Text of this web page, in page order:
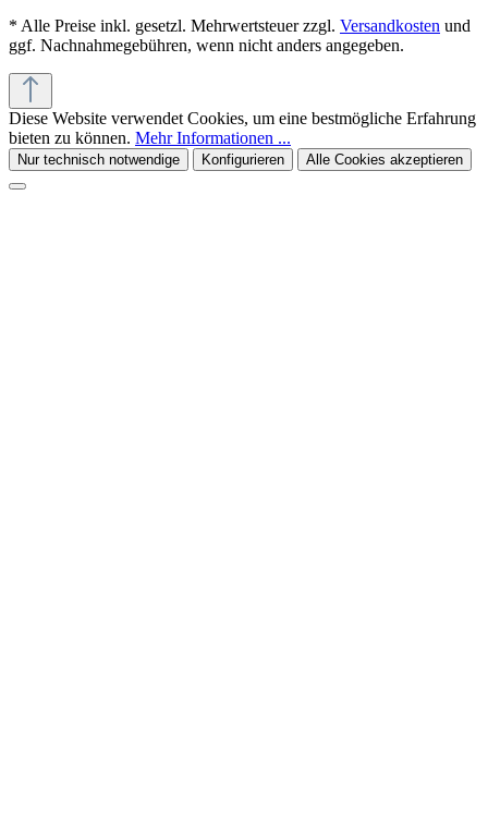
* Alle Preise inkl. gesetzl. Mehrwertsteuer zzgl. Versandkosten und
ggf. Nachnahmegebühren, wenn nicht anders angegeben.
Diese Website verwendet Cookies, um eine bestmögliche Erfahrung
bieten zu können. Mehr Informationen ...
Nur technisch notwendige Konfigurieren Alle Cookies akzeptieren